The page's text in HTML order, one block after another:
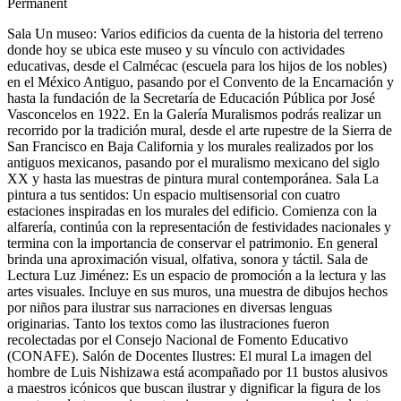
Sala Un museo: Varios edificios da cuenta de la historia del terreno
donde hoy se ubica este museo y su vínculo con actividades
educativas, desde el Calmécac (escuela para los hijos de los nobles)
en el México Antiguo, pasando por el Convento de la Encarnación y
hasta la fundación de la Secretaría de Educación Pública por José
Vasconcelos en 1922. En la Galería Muralismos podrás realizar un
recorrido por la tradición mural, desde el arte rupestre de la Sierra de
San Francisco en Baja California y los murales realizados por los
antiguos mexicanos, pasando por el muralismo mexicano del siglo
XX y hasta las muestras de pintura mural contemporánea. Sala La
pintura a tus sentidos: Un espacio multisensorial con cuatro
estaciones inspiradas en los murales del edificio. Comienza con la
alfarería, continúa con la representación de festividades nacionales y
termina con la importancia de conservar el patrimonio. En general
brinda una aproximación visual, olfativa, sonora y táctil. Sala de
Lectura Luz Jiménez: Es un espacio de promoción a la lectura y las
artes visuales. Incluye en sus muros, una muestra de dibujos hechos
por niños para ilustrar sus narraciones en diversas lenguas
originarias. Tanto los textos como las ilustraciones fueron
recolectadas por el Consejo Nacional de Fomento Educativo
(CONAFE). Salón de Docentes Ilustres: El mural La imagen del
hombre de Luis Nishizawa está acompañado por 11 bustos alusivos
a maestros icónicos que buscan ilustrar y dignificar la figura de los